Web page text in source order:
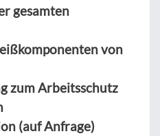
gesamten
von
zum Arbeitsschutz
(auf Anfrage)